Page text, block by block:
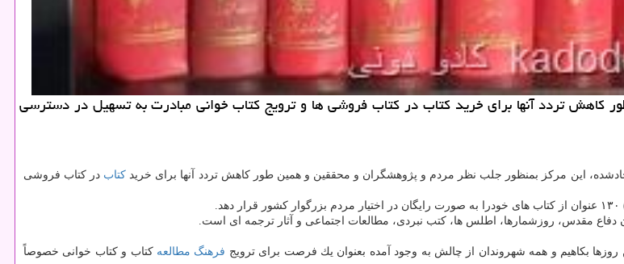
كاهش تردد آنها برای خرید كتاب در كتاب فروشی ها و ترویج كتاب خوانی مبادرت به تسهیل در دسترسی
این مركز بمنظور جلب نظر مردم و پژوهشگران و محققین و همین طور كاهش تردد آنها برای خرید كتاب در كتاب فروشی
مقدس، روزشمارها، اطلس ها، كتب نبردی، مطالعات اجتماعی و آثار ترجمه ای است.
روزها بكاهیم و همه شهروندان از چالش به وجود آمده بعنوان یك فرصت برای ترویج فرهنگ مطالعه كتاب و كتاب خوانی خصوصاً